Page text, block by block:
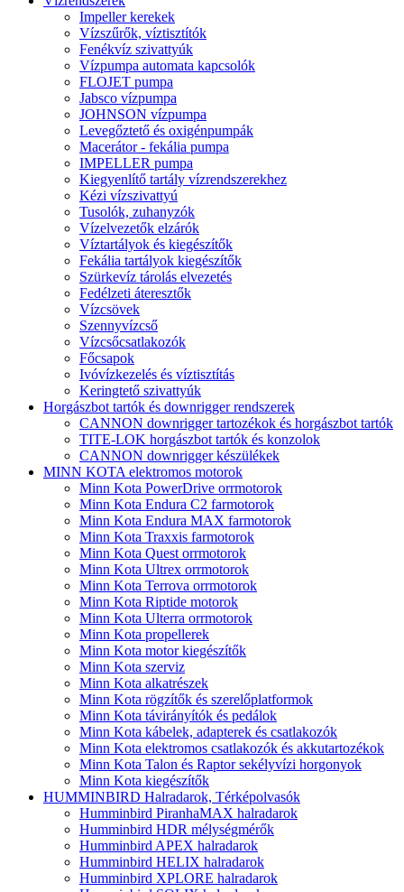
Impeller kerekek
Vízszűrők, víztisztítók
Fenékvíz szivattyúk
Vízpumpa automata kapcsolók
FLOJET pumpa
Jabsco vízpumpa
JOHNSON vízpumpa
Levegőztető és oxigénpumpák
Macerátor - fekália pumpa
IMPELLER pumpa
Kiegyenlítő tartály vízrendszerekhez
Kézi vízszivattyú
Tusolók, zuhanyzók
Vízelvezetők elzárók
Víztartályok és kiegészítők
Fekália tartályok kiegészítők
Szürkevíz tárolás elvezetés
Fedélzeti áteresztők
Vízcsövek
Szennyvízcső
Vízcsőcsatlakozók
Főcsapok
Ivóvízkezelés és víztisztítás
Keringtető szivattyúk
Horgászbot tartók és downrigger rendszerek
CANNON downrigger tartozékok és horgászbot tartók
TITE-LOK horgászbot tartók és konzolok
CANNON downrigger készülékek
MINN KOTA elektromos motorok
Minn Kota PowerDrive orrmotorok
Minn Kota Endura C2 farmotorok
Minn Kota Endura MAX farmotorok
Minn Kota Traxxis farmotorok
Minn Kota Quest orrmotorok
Minn Kota Ultrex orrmotorok
Minn Kota Terrova orrmotorok
Minn Kota Riptide motorok
Minn Kota Ulterra orrmotorok
Minn Kota propellerek
Minn Kota motor kiegészítők
Minn Kota szerviz
Minn Kota alkatrészek
Minn Kota rögzítők és szerelőplatformok
Minn Kota távirányítók és pedálok
Minn Kota kábelek, adapterek és csatlakozók
Minn Kota elektromos csatlakozók és akkutartozékok
Minn Kota Talon és Raptor sekélyvízi horgonyok
Minn Kota kiegészítők
HUMMINBIRD Halradarok, Térképolvasók
Humminbird PiranhaMAX halradarok
Humminbird HDR mélységmérők
Humminbird APEX halradarok
Humminbird HELIX halradarok
Humminbird XPLORE halradarok